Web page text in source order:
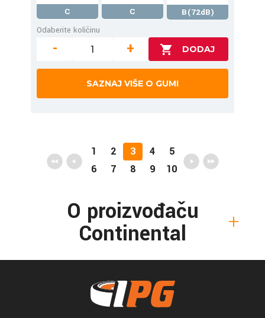
C C
B(72dB)
Odaberite količinu
- +
SAZNAJ VIŠE O GUMI
1 2 3 4
5
6
7 8 9 10
O proizvođaču
Continental